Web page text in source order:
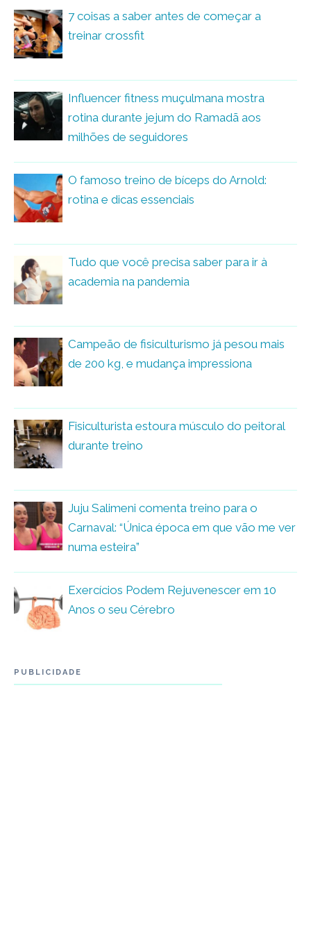
7 coisas a saber antes de começar a
treinar crossfit
Influencer fitness muçulmana mostra
rotina durante jejum do Ramadã aos
milhões de seguidores
O famoso treino de bíceps do Arnold:
rotina e dicas essenciais
Tudo que você precisa saber para ir à
academia na pandemia
Campeão de fisiculturismo já pesou mais
de 200 kg, e mudança impressiona
Fisiculturista estoura músculo do peitoral
durante treino
Juju Salimeni comenta treino para o
Carnaval: “Única época em que vão me ver
numa esteira”
Exercícios Podem Rejuvenescer em 10
Anos o seu Cérebro
PUBLICIDADE